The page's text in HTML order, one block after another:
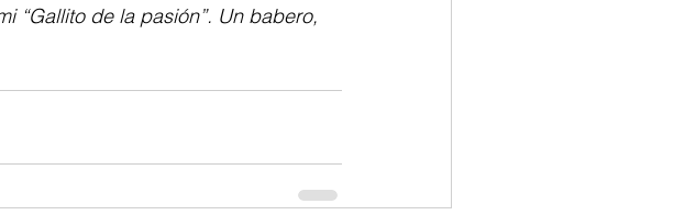
“Gallito de la pasión”. Un babero,